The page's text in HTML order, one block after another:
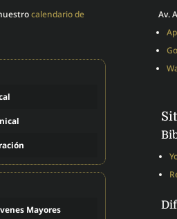
calendario de
Mayores
Av.